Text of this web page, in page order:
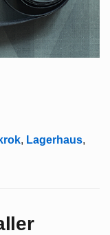
krok, Lagerhaus,